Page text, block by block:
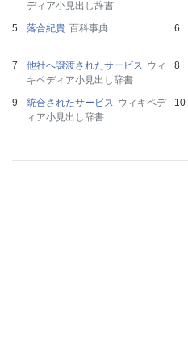
ディア小見出し辞書
落合紀貴 百科事典
他社へ譲渡されたサービス ウィ
キペディア小見出し辞書
統合されたサービス ウィキペデ
ィア小見出し辞書